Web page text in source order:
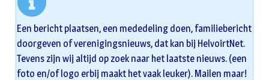
Een bericht plaatsen, een mededeling doen, familiebericht
doorgeven of verenigingsnieuws, dat kan bij HelvoirtNet.
Tevens zijn wij altijd op zoek naar het laatste nieuws. (een
foto en/of logo erbij maakt het vaak leuker). Mailen maar!